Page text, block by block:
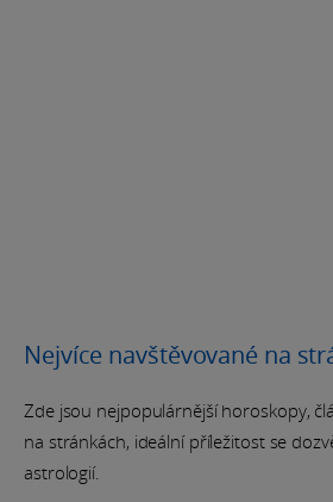
Nejvíce navštěvované na
Zde jsou nejpopulárnější horoskopy,
na stránkách, ideální příležitost se
astrologií.